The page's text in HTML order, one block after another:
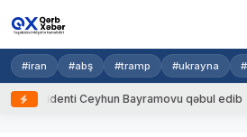
#iran #abş #tramp #ukrayna
Ceyhun Bayramovu qəbul edib